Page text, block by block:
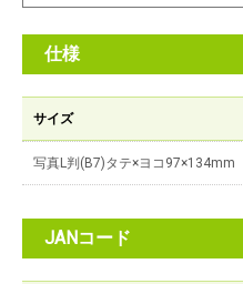
仕様
サイズ
写真L判(B7)タテ×ヨコ97×134mm
JANコード